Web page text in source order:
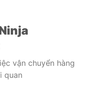
vận chuyển hàng
quan